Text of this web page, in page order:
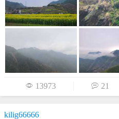
 13973  21
kilig66666